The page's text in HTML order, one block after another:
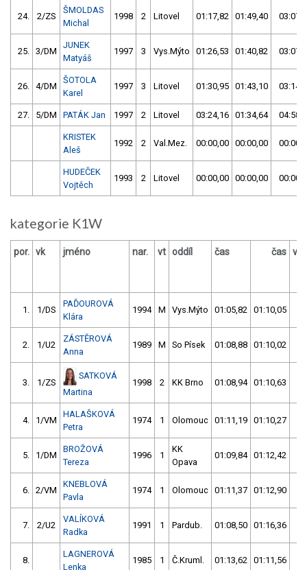
24. 2/ZS
ŠMOLDAS
Michal
1998 2 Litovel 01:17,82 01:49,40
25. 3/DM
JUNEK
Matyáš
1997 3 Vys.Mýto 01:26,53 01:40,82
26. 4/DM
ŠOTOLA
Karel
1997 3 Litovel 01:30,95 01:43,10
27. 5/DM PATÁK Jan 1997 2 Litovel 03:24,16 01:34,64
KRISTEK
Aleš
1992 2 Val.Mez. 00:00,00 00:00,00
HUDEČEK
Vojtěch
1993 2 Litovel 00:00,00 00:00,00
kategorie K1W
por. vk jméno nar. vt oddíl čas čas
1. 1/DS
PAĎOUROVÁ
Klára
1994 M Vys.Mýto 01:05,82 01:10,05
2. 1/U2
ZÁSTĚROVÁ
Anna
1989 M So Písek 01:08,88 01:10,02
3. 1/ZS
SATKOVÁ
Martina
1998 2 KK Brno 01:08,94 01:10,63
4. 1/VM
HALAŠKOVÁ
Petra
1974 1 Olomouc 01:11,19 01:10,27
5. 1/DM
BROŽOVÁ
Tereza
1996 1
KK
Opava
01:09,84 01:12,42
6. 2/VM
KNEBLOVÁ
Pavla
1974 1 Olomouc 01:11,37 01:12,90
7. 2/U2
VALÍKOVÁ
Radka
1991 1 Pardub. 01:08,50 01:16,36
8.
LAGNEROVÁ
Lenka
1985 1 Č.Kruml. 01:13,62 01:11,56